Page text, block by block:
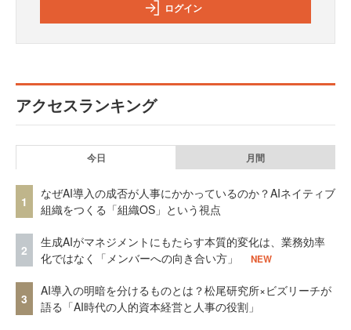
ログイン
アクセスランキング
今日 月間
1
なぜAI導入の成否が人事にかかっているのか？AIネイティブ
組織をつくる「組織OS」という視点
2
生成AIがマネジメントにもたらす本質的変化は、業務効率
化ではなく「メンバーへの向き合い方」
NEW
3
AI導入の明暗を分けるものとは？松尾研究所×ビズリーチが
語る「AI時代の人的資本経営と人事の役割」